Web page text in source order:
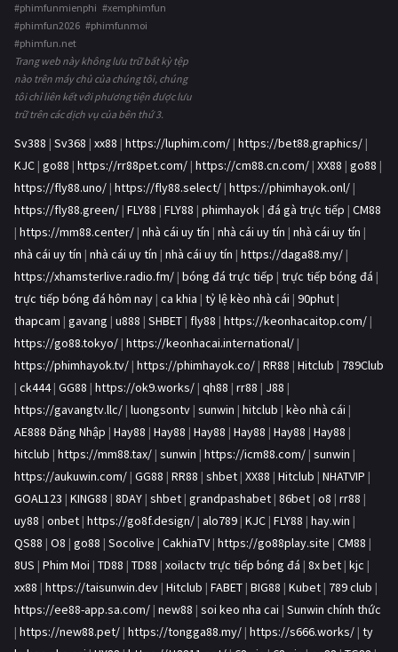
#phimfunmienphi #xemphimfun
#phimfun2026 #phimfunmoi
#phimfun.net
Trang web này không lưu trữ bất kỳ tệp
nào trên máy chủ của chúng tôi, chúng
tôi chỉ liên kết với phương tiện được lưu
trữ trên các dịch vụ của bên thứ 3.
Sv388 | Sv368 | xx88 | https://luphim.com/ | https://bet88.graphics/ |
KJC | go88 | https://rr88pet.com/ | https://cm88.cn.com/ | XX88 | go88 |
https://fly88.uno/ | https://fly88.select/ | https://phimhayok.onl/ |
https://fly88.green/ | FLY88 | FLY88 | phimhayok | đá gà trực tiếp | CM88
| https://mm88.center/ | nhà cái uy tín | nhà cái uy tín | nhà cái uy tín |
nhà cái uy tín | nhà cái uy tín | nhà cái uy tín | https://daga88.my/ |
https://xhamsterlive.radio.fm/ | bóng đá trực tiếp | trực tiếp bóng đá |
trực tiếp bóng đá hôm nay | ca khia | tỷ lệ kèo nhà cái | 90phut |
thapcam | gavang | u888 | SHBET | fly88 | https://keonhacaitop.com/ |
https://go88.tokyo/ | https://keonhacai.international/ |
https://phimhayok.tv/ | https://phimhayok.co/ | RR88 | Hitclub | 789Club
| ck444| GG88 | https://ok9.works/ | qh88 | rr88 | J88 |
https://gavangtv.llc/ | luongsontv | sunwin | hitclub | kèo nhà cái |
AE888 Đăng Nhập | Hay88 | Hay88 | Hay88 | Hay88 | Hay88 | Hay88 |
hitclub | https://mm88.tax/ | sunwin | https://icm88.com/ | sunwin |
https://aukuwin.com/ | GG88 | RR88 | shbet | XX88 | Hitclub | NHATVIP |
GOAL123 | KING88 | 8DAY | shbet | grandpashabet | 86bet | o8 | rr88 |
uy88 | onbet | https://go8f.design/ | alo789 | KJC | FLY88 | hay.win |
QS88 | O8 | go88 | Socolive | CakhiaTV | https://go88play.site | CM88 |
8US | Phim Moi | TD88 | TD88 | xoilactv trực tiếp bóng đá | 8x bet | kjc |
xx88 | https://taisunwin.dev | Hitclub | FABET | BIG88 | Kubet | 789 club |
https://ee88-app.sa.com/ | new88 | soi keo nha cai | Sunwin chính thức
| https://new88.pet/ | https://tongga88.my/ | https://s666.works/ | ty